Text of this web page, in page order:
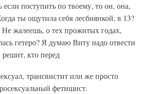
поступить по твоему, то он, она,
ты ощутила себя лесбиянкой, в 13?
Не жалеешь, о тех прожитых годах,
гетеро? Я думаю Виту надо отвести
кто перед
трансвистит или же просто
фетишист.